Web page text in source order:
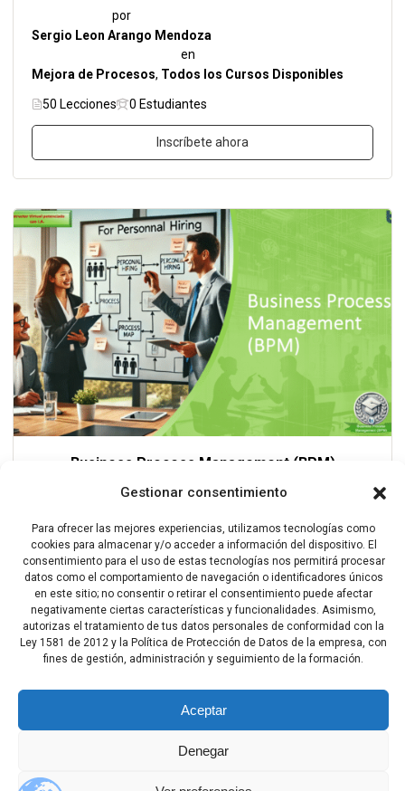
Gestionar consentimiento
Para ofrecer las mejores experiencias, utilizamos tecnologías como
cookies para almacenar y/o acceder a información del dispositivo. El
consentimiento para el uso de estas tecnologías nos permitirá procesar
datos como el comportamiento de navegación o identificadores únicos
en este sitio; no consentir o retirar el consentimiento puede afectar
negativamente ciertas características y funcionalidades. Asimismo,
autorizas el tratamiento de tus datos personales de conformidad con la
Ley 1581 de 2012 y la Política de Protección de Datos de la empresa, con
fines de gestión, administración y seguimiento de la formación.
Aceptar
Denegar
por
Sergio Leon Arango Mendoza
en
Mejora de Procesos, Todos los Cursos Disponibles
50 Lecciones 0 Estudiantes
Inscríbete ahora
Business Process Management (BPM)
por
en
Mejora de Procesos,Todos los Cursos Disponibles
29 Lecciones 0 Estudiantes
Inscríbete ahora